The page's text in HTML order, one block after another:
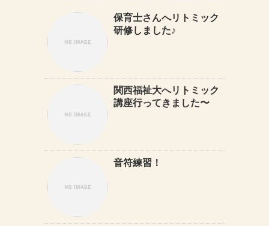
保育士さんへリトミック
研修しました♪
関西福祉大へリトミック
講座行ってきました〜
音符練習！